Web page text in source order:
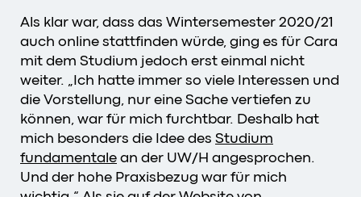
Als klar war, dass das Wintersemester 2020/21
auch online stattfinden würde, ging es für Cara
mit dem Studium jedoch erst einmal nicht
weiter. „Ich hatte immer so viele Interessen und
die Vorstellung, nur eine Sache vertiefen zu
können, war für mich furchtbar. Deshalb hat
mich besonders die Idee des Studium
fundamentale an der UW/H angesprochen.
Und der hohe Praxisbezug war für mich